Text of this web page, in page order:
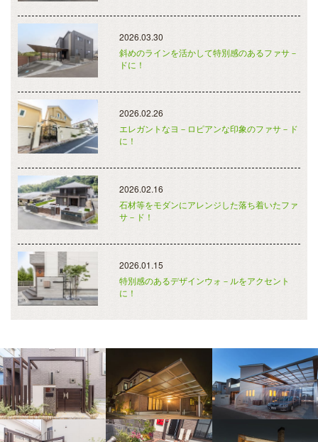
2026.03.30
斜めのラインを活かして特別感のあるファサ－
ドに！
2026.02.26
エレガントなヨ－ロピアンな印象のファサ－ド
に！
2026.02.16
石材等をモダンにアレンジした落ち着いたファ
サ－ド！
2026.01.15
特別感のあるデザインウォ－ルをアクセント
に！